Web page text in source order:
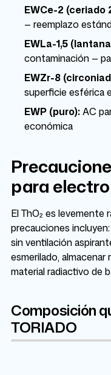
EWCe-2 (ceriado
— reemplazo
EWLa-1,5
contaminación —
EWZr-8
superficie esférica
EWP (puro):AC
económica
para
El ThO₂ es levemente
precauciones
sin ventilación
esmerilado,
material radiactivo de
Composición
TORIADO